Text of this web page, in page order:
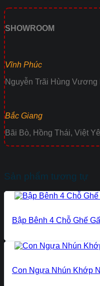
SHOWROOM
Vĩnh Phúc
Nguyễn Trãi Hùng
Bắc Giang
Bãi Bò, Hồng Thái, Việt
Sản phẩm tương tự
Bập Bênh 4 Chỗ Ghế
Con Ngựa Nhún Khớp